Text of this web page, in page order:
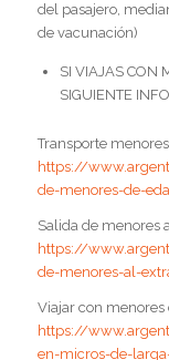
del pasajero,
de vacunación)
SI VIAJAS CON
SIGUIENTE
Transporte
https://
de-menores-de-
Salida de menores
https://
de-menores-al-
Viajar con
https://
en-micros-de-